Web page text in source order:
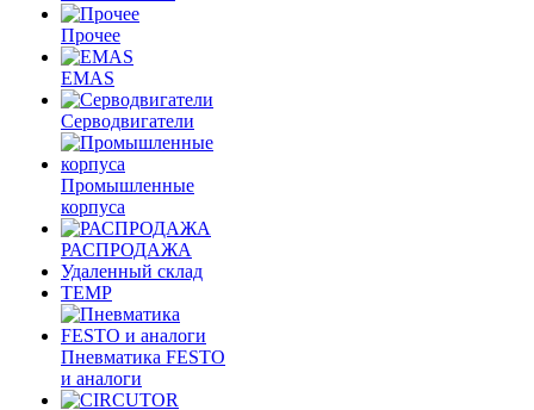
Прочее
EMAS
Cерводвигатели
Промышленные
корпуса
РАСПРОДАЖА
Удаленный склад
TEMP
Пневматика FESTO
и аналоги